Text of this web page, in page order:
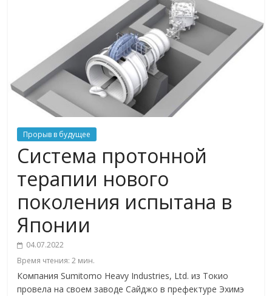
здоровья
Прорыв в будущее
Система протонной
терапии нового
поколения испытана в
Японии
04.07.2022
Время чтения:2 мин.
Компания Sumitomo Heavy Industries, Ltd. из Токио
провела на своем заводе Сайджо в префектуре Эхимэ